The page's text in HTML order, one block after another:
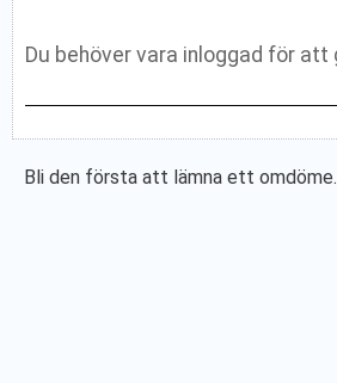
Bli den första att lämna ett omdöme.